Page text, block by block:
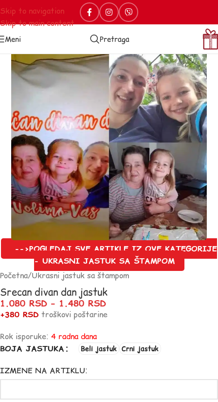
Skip to navigation
Skip to main content
Meni Pretraga
-->POGLEDAJ SVE ARTIKLE IZ OVE KATEGORIJE
- UKRASNI JASTUK SA ŠTAMPOM
Početna/Ukrasni jastuk sa štampom
Srecan divan dan jastuk
1.080 RSD – 1.480 RSD
+380 RSD troškovi poštarine
Rok isporuke: 4 radna dana
BOJA JASTUKA
Beli jastuk Crni jastuk
IZMENE NA ARTIKLU: